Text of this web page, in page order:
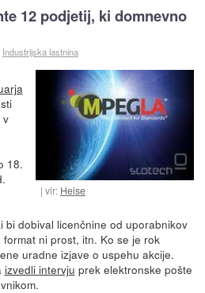
12 podjetij, ki domnevno
Industrijska lastnina
vir: Heise
v
18.
bi dobival licenčnine od uporabnikov
ni prost, itn. Ko se je rok
uradne izjave o uspehu akcije.
izvedli intervju prek elektronske pošte